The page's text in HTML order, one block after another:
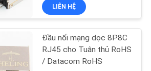
góc phải
LIÊN HỆ
Đầu nối mạng dọc 8P8C
RJ45 cho Tuân thủ RoHS
/ Datacom RoHS